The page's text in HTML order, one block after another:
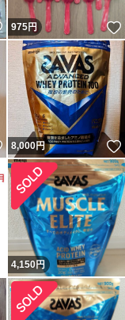
いいね！
975円
いいね！
8,000円
4,150円